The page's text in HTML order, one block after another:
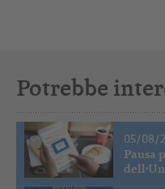
Potrebbe
05/08/
Pausa